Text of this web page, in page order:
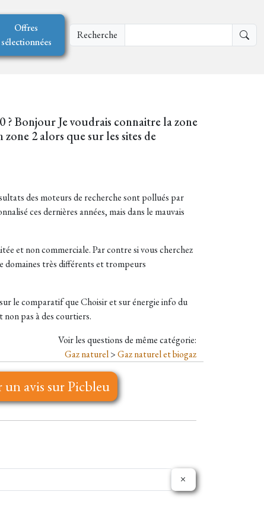
Offres
sélectionnées
Recherche
Bonjour Je voudrais connaitre la zone
2 alors que sur les sites de
des moteurs de recherche sont pollués par
ces dernières années, mais dans le mauvais
et non commerciale. Par contre si vous cherchez
domaines très différents et trompeurs
le comparatif que Choisir et sur énergie info du
pas à des courtiers.
Voir les questions de même catégorie:
Gaz naturel>Gaz naturel et biogaz
un avis sur Picbleu